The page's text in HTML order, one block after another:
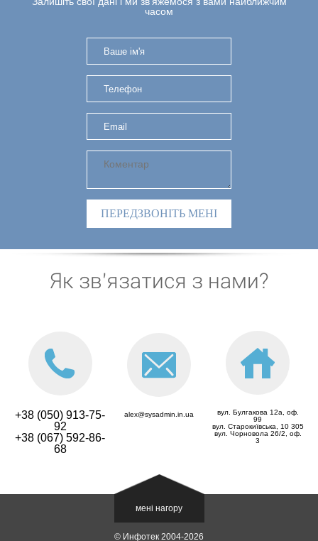
часом
ПЕРЕДЗВОНІТЬ МЕНІ
Як зв'язатися з нами?
+38 (050)913-75-
92
+38 (067)592-86-
68
alex@sysadmin.in.ua
вул. Булгакова 12а, оф.
99
вул. Старокиївська, 10 305
вул. Чорновола 26/2, оф.
3
© Инфотек 2004-2026
мені нагору